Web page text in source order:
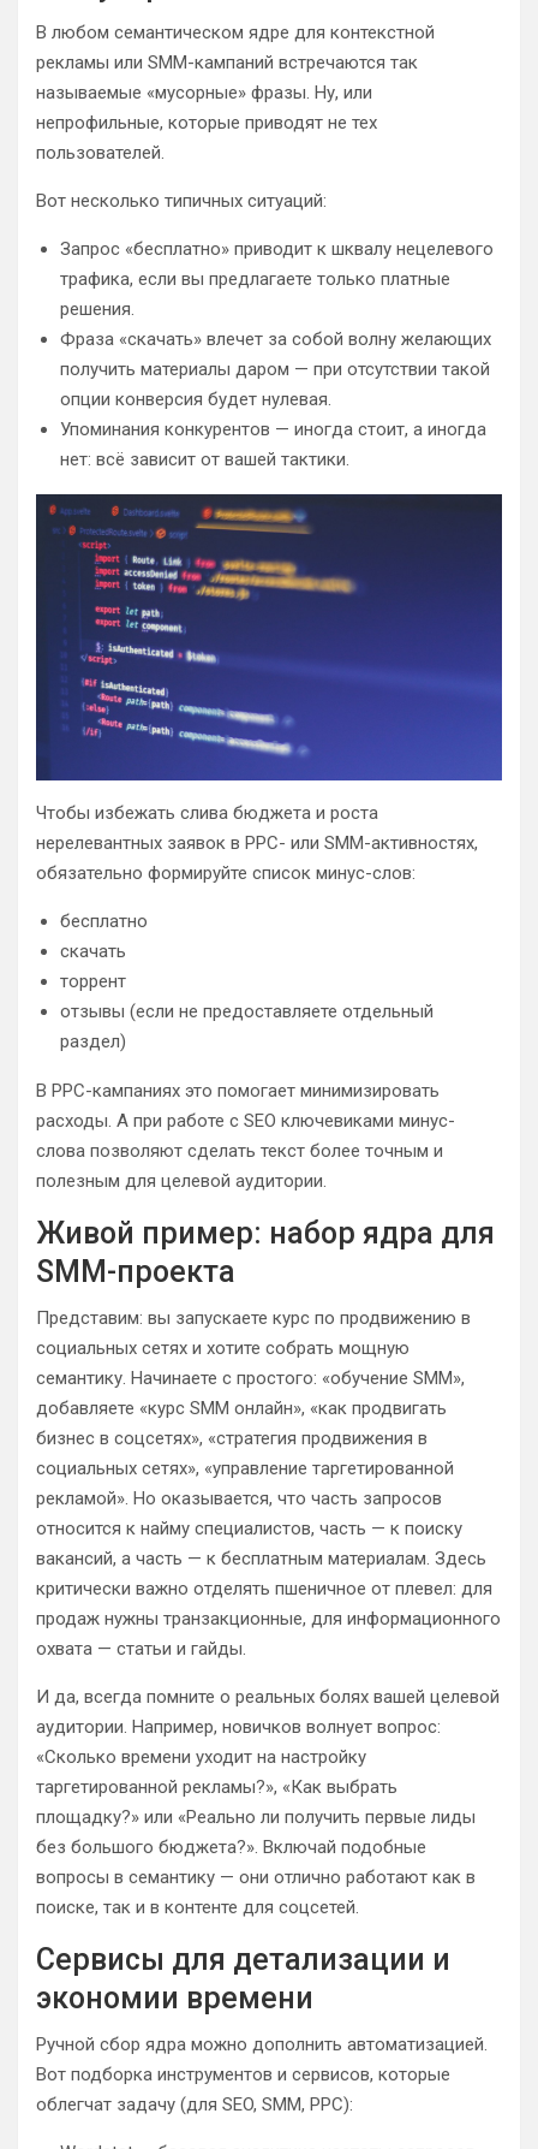
В любом семантическом ядре для контекстной
рекламы или SMM-кампаний встречаются так
называемые «мусорные» фразы. Ну, или
непрофильные, которые приводят не тех
пользователей.
Вот несколько типичных ситуаций:
Запрос «бесплатно» приводит к шквалу нецелевого
трафика, если вы предлагаете только платные
решения.
Фраза «скачать» влечет за собой волну желающих
получить материалы даром — при отсутствии такой
опции конверсия будет нулевая.
Упоминания конкурентов — иногда стоит, а иногда
нет: всё зависит от вашей тактики.
Чтобы избежать слива бюджета и роста
нерелевантных заявок в PPC- или SMM-активностях,
обязательно формируйте список минус-слов:
бесплатно
скачать
торрент
отзывы (если не предоставляете отдельный
раздел)
В PPC-кампаниях это помогает минимизировать
расходы. А при работе с SEO ключевиками минус-
слова позволяют сделать текст более точным и
полезным для целевой аудитории.
Живой пример: набор ядра для
SMM-проекта
Представим: вы запускаете курс по продвижению в
социальных сетях и хотите собрать мощную
семантику. Начинаете с простого: «обучение SMM»,
добавляете «курс SMM онлайн», «как продвигать
бизнес в соцсетях», «стратегия продвижения в
социальных сетях», «управление таргетированной
рекламой». Но оказывается, что часть запросов
относится к найму специалистов, часть — к поиску
вакансий, а часть — к бесплатным материалам. Здесь
критически важно отделять пшеничное от плевел: для
продаж нужны транзакционные, для информационного
охвата — статьи и гайды.
И да, всегда помните о реальных болях вашей целевой
аудитории. Например, новичков волнует вопрос:
«Сколько времени уходит на настройку
таргетированной рекламы?», «Как выбрать
площадку?» или «Реально ли получить первые лиды
без большого бюджета?». Включай подобные
вопросы в семантику — они отлично работают как в
поиске, так и в контенте для соцсетей.
Сервисы для детализации и
экономии времени
Ручной сбор ядра можно дополнить автоматизацией.
Вот подборка инструментов и сервисов, которые
облегчат задачу (для SEO, SMM, PPC):